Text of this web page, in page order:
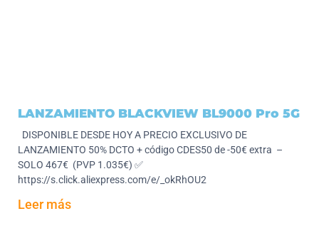
LANZAMIENTO BLACKVIEW BL9000 Pro 5G
DISPONIBLE DESDE HOY A PRECIO EXCLUSIVO DE
LANZAMIENTO 50% DCTO + código CDES50 de -50€ extra –
SOLO 467€ (PVP 1.035€) ✅
https://s.click.aliexpress.com/e/_okRhOU2
Leer más